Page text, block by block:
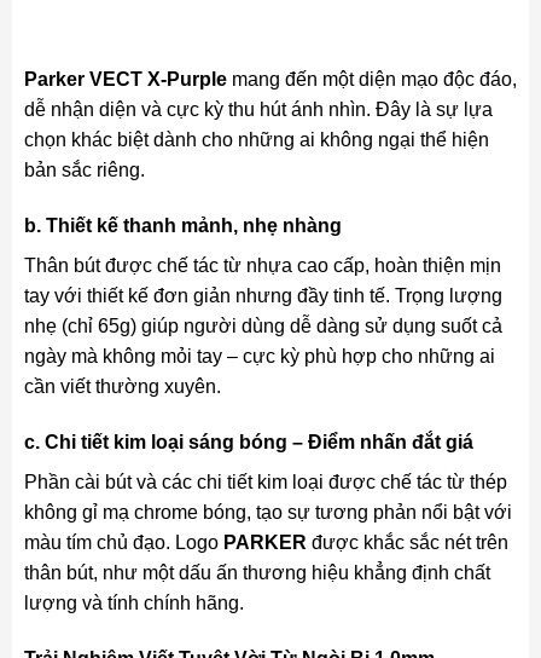
Parker VECT X-Purplemang đến một diện mạo độc đáo,
dễ nhận diện và cực kỳ thu hút ánh nhìn. Đây là sự lựa
chọn khác biệt dành cho những ai không ngại thể hiện
bản sắc riêng.
b. Thiết kế thanh mảnh, nhẹ nhàng
Thân bút được chế tác từ nhựa cao cấp, hoàn thiện mịn
tay với thiết kế đơn giản nhưng đầy tinh tế. Trọng lượng
nhẹ (chỉ 65g) giúp người dùng dễ dàng sử dụng suốt cả
ngày mà không mỏi tay – cực kỳ phù hợp cho những ai
cần viết thường xuyên.
c. Chi tiết kim loại sáng bóng – Điểm nhấn đắt giá
Phần cài bút và các chi tiết kim loại được chế tác từ thép
không gỉ mạ chrome bóng, tạo sự tương phản nổi bật với
màu tím chủ đạo. Logo PARKER được khắc sắc nét trên
thân bút, như một dấu ấn thương hiệu khẳng định chất
lượng và tính chính hãng.